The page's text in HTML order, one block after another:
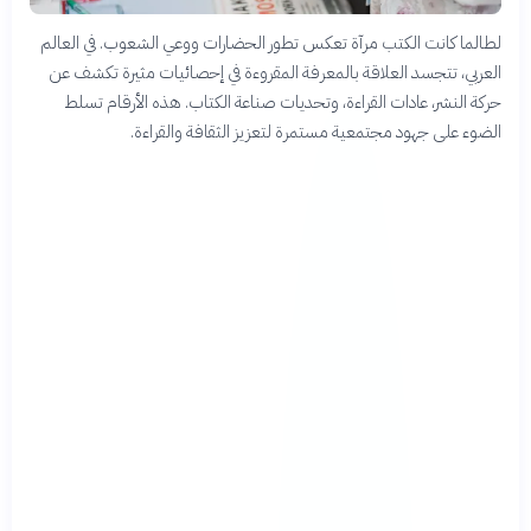
لطالما كانت الكتب مرآة تعكس تطور الحضارات ووعي الشعوب. في العالم
العربي، تتجسد العلاقة بالمعرفة المقروءة في إحصائيات مثيرة تكشف عن
حركة النشر، عادات القراءة، وتحديات صناعة الكتاب. هذه الأرقام تسلط
الضوء على جهود مجتمعية مستمرة لتعزيز الثقافة والقراءة.